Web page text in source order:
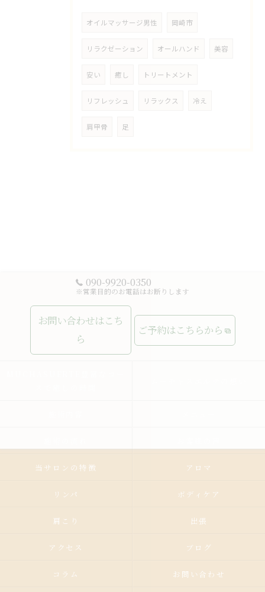
オイルマッサージ男性 岡崎市
リラクゼーション オールハンド 美容
安い 癒し トリートメント
リフレッシュ リラックス 冷え
肩甲骨 足
090-9920-0350
※営業目的のお電話はお断りします
お問い合わせはこち
ら
ご予約はこちらから
当サロンの特徴 アロマ
リンパ ボディケア
肩こり 出張
アクセス ブログ
コラム お問い合わせ